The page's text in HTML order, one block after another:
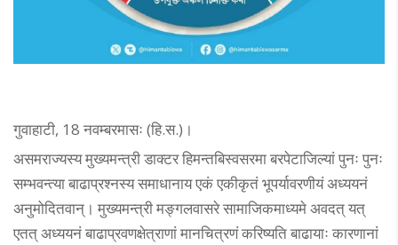
गुवाहाटी, 18 नवम्बरमासः (हि.स.)।
असमराज्यस्य मुख्यमन्त्री डाक्टर हिमन्तबिस्वसरमा बरपेटाजिल्यां पुनः पुनः
सम्भवन्त्या बाढाप्रश्नस्य समाधानाय एकं एकीकृतं भूपर्यावरणीयं अध्ययनं
अनुमोदितवान्। मुख्यमन्त्री मङ्गलवासरे सामाजिकमाध्यमे अवदत् यत्
एतत् अध्ययनं बाढाप्रवणक्षेत्राणां मानचित्रणं करिष्यति बाढायाः कारणानां